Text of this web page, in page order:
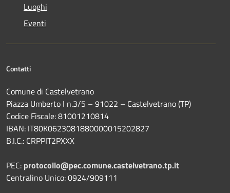
Luoghi
Eventi
Contatti
Comune di Castelvetrano
Piazza Umberto I n.3/5 – 91022 – Castelvetrano (TP)
Codice Fiscale: 81001210814
IBAN: IT80K0623081880000015202827
B.I.C.: CRPPIT2PXXX
PEC: protocollo@pec.comune.castelvetrano.tp.it
Centralino Unico: 0924/909111